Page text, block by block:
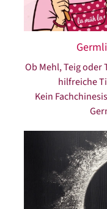
werden
dann
Inhalte
Ob Mehl, Teig
hilfreiche
Kein